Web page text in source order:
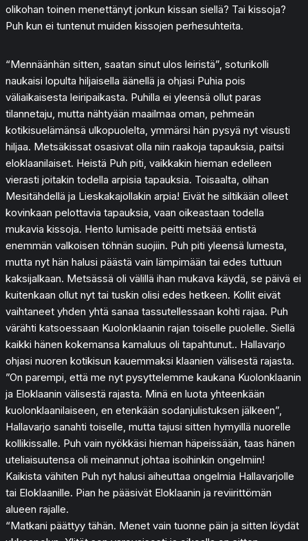
olikohan toinen menettänyt jonkun kissan siellä? Tai kissoja?
Puh kun ei tuntenut muiden kissojen perhesuhteita.
“Mennäänhän sitten, saatan sinut ulos leiristä”, soturikolli
naukaisi lopulta hiljaisella äänellä ja ohjasi Puhia pois
väliaikaisesta leiripaikasta. Puhilla ei yleensä ollut paras
tilannetaju, mutta nähtyään maailmaa oman, pehmeän
kotikisuelämänsä ulkopuolelta, ymmärsi hän pysyä nyt visusti
hiljaa. Metsäkissat osasivat olla niin raakoja tapauksia, paitsi
eloklaanilaiset. Heistä Puh piti, vaikkakin hieman edelleen
vierasti joitakin todella arpisia tapauksia. Toisaalta, olihan
Mesitähdellä ja Lieskakajollakin arpia! Eivät he siltikään olleet
kovinkaan pelottavia tapauksia, vaan oikeastaan todella
mukavia kissoja. Hento lumisade peitti metsää entistä
enemmän valkoisen töhnän suojiin. Puh piti yleensä lumesta,
mutta nyt hän halusi päästä vain lämpimään tai edes tuttuun
kaksijalkaan. Metsässä oli välillä ihan mukava käydä, se päivä ei
kuitenkaan ollut nyt tai tuskin olisi edes hetkeen. Kollit eivät
vaihtaneet yhden yhtä sanaa tassutellessaan kohti rajaa. Puh
värähti katsoessaan Kuolonklaanin rajan toiselle puolelle. Siellä
kaikki hänen kokemansa kamaluus oli tapahtunut.. Hallavarjo
ohjasi nuoren kotikisun kauemmaksi klaanien välisestä rajasta.
”On parempi, että me nyt pysyttelemme kaukana Kuolonklaanin
ja Eloklaanin välisestä rajasta. Minä en luota yhteenkään
kuolonklaanilaiseen, en etenkään sodanjulistuksen jälkeen”,
Hallavarjo sanahti toiselle, mutta tajusi sitten hymyillä nuorelle
kollikissalle. Puh vain nyökkäsi hieman häpeissään, taas hänen
uteliaisuutensa oli meinannut johtaa isoihinkin ongelmiin!
Kaikista vähiten Puh nyt halusi aiheuttaa ongelmia Hallavarjolle
tai Eloklaanille. Pian he pääsivät Eloklaanin ja reviirittömän
alueen rajalle.
“Matkani päättyy tähän. Menet vain tuonne päin ja sitten löydät